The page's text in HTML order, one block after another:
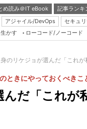
め読み＠IT eBook 記事ランキ
アジャイル/DevOps セキュリ
かす ローコード/ノーコード
のリケジョが選んだ「これが
だ「これが
ときにやっておくべきこ